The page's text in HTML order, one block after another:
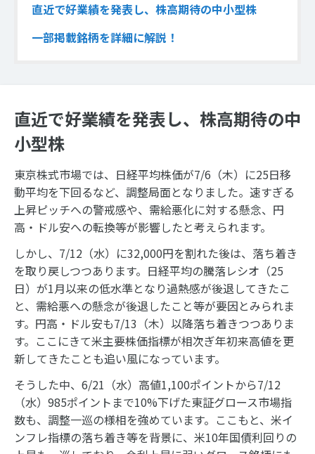
直近で好業績を発表し、株高期待の中小型株
一部掲載銘柄を詳細に解説！
直近で好業績を発表し、株高期待の中
小型株
東京株式市場では、日経平均株価が7/6（木）に25日移
動平均を下回るなど、調整局面となりました。速すぎる
上昇ピッチへの警戒感や、需給悪化に対する懸念、円
高・ドル安への転換等が影響したと考えられます。
しかし、7/12（水）に32,000円を割れた後は、落ち着き
を取り戻しつつあります。日経平均の騰落レシオ（25
日）が1月以来の低水準となり過熱感が後退してきたこ
と、需給悪への懸念が後退したこと等が要因とみられま
す。円高・ドル安も7/13（木）以降落ち着きつつありま
す。ここにきて米主要株価指標が相次ぎ年初来高値を更
新してきたことも追い風になっています。
そうした中、6/21（水）高値1,100ポイントから7/12
（水）985ポイントまで10%下げた東証グロース市場指
数も、調整一巡の様相を強めています。ここもと、米イ
ンフレ指標の落ち着き等を背景に、米10年国債利回りの